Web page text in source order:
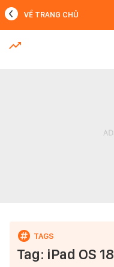
MỚI NHẤT
VỀ TRANG CHỦ
Tag: iPad OS 18